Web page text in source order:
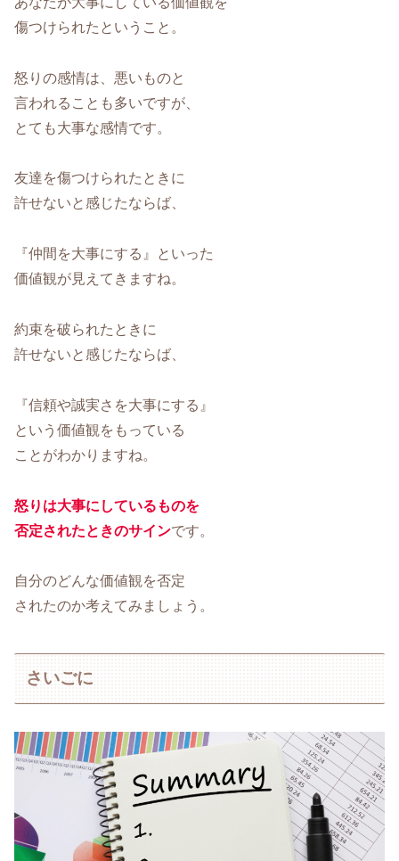
傷つけられたということ。
怒りの感情は、悪いものと
言われることも多いですが、
とても大事な感情です。
友達を傷つけられたときに
許せないと感じたならば、
『仲間を大事にする』といった
価値観が見えてきますね。
約束を破られたときに
許せないと感じたならば、
『信頼や誠実さを大事にする』
という価値観をもっている
ことがわかりますね。
怒りは大事にしているものを
否定されたときのサインです。
自分のどんな価値観を否定
されたのか考えてみましょう。
さいごに